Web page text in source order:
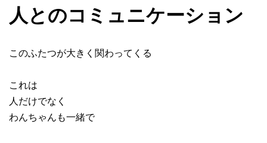
人とのコミュニケーション
このふたつが大きく関わってくる
これは
人だけでなく
わんちゃんも一緒で